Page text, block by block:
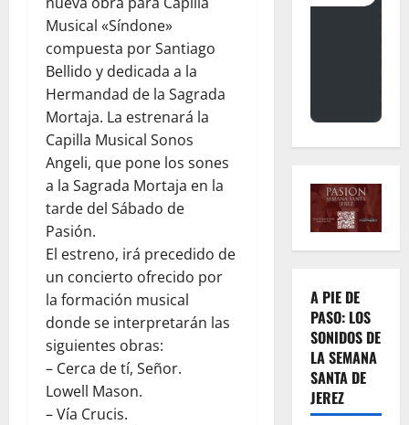
Musical «Síndone»
compuesta por Santiago
Bellido y dedicada a la
Hermandad de la Sagrada
Mortaja. La estrenará la
Capilla Musical Sonos
Angeli, que pone los sones
a la Sagrada Mortaja en la
tarde del Sábado de
Pasión.
El estreno, irá precedido de
un concierto ofrecido por
la formación musical
donde se interpretarán las
siguientes obras:
– Cerca de tí, Señor.
Lowell Mason.
– Vía Crucis.
A PIE DE
PASO: LOS
SONIDOS DE
LA SEMANA
SANTA DE
JEREZ